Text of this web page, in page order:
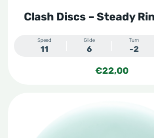
Clash Discs – Steady
Speed
11
Glide
6
Turn
-2
€22,00